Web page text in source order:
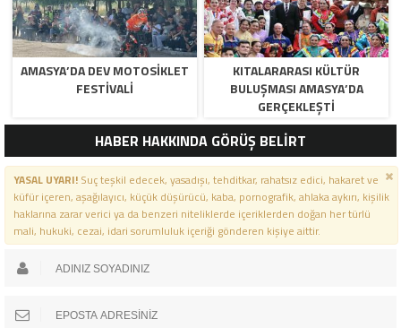
AMASYA’DA DEV MOTOSIKLET
FESTIVALI
KITALARARASI KÜLTÜR
BULUŞMASI AMASYA’DA
GERÇEKLEŞTI
HABER HAKKINDA GÖRÜŞ BELİRT
YASAL UYARI!Suç teşkil edecek, yasadışı, tehditkar, rahatsız edici, hakaret ve
küfür içeren, aşağılayıcı, küçük düşürücü, kaba, pornografik, ahlaka aykırı, kişilik
haklarına zarar verici ya da benzeri niteliklerde içeriklerden doğan her türlü
mali, hukuki, cezai, idari sorumluluk içeriği gönderen kişiye aittir.